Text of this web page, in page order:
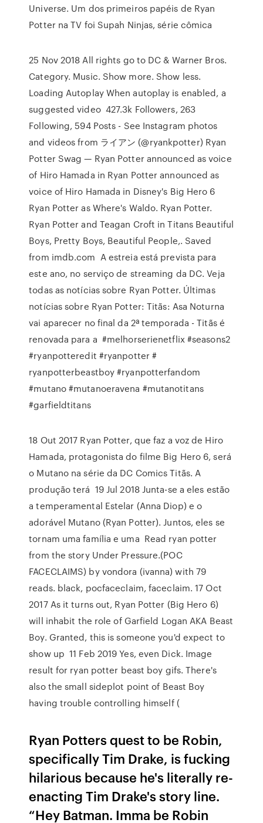
Universe. Um dos primeiros papéis de Ryan
Potter na TV foi Supah Ninjas, série cômica
25 Nov 2018 All rights go to DC & Warner Bros.
Category. Music. Show more. Show less.
Loading Autoplay When autoplay is enabled, a
suggested video 427.3k Followers, 263
Following, 594 Posts - See Instagram photos
and videos from ライアン (@ryankpotter) Ryan
Potter Swag — Ryan Potter announced as voice
of Hiro Hamada in Ryan Potter announced as
voice of Hiro Hamada in Disney's Big Hero 6
Ryan Potter as Where's Waldo. Ryan Potter.
Ryan Potter and Teagan Croft in Titans Beautiful
Boys, Pretty Boys, Beautiful People,. Saved
from imdb.com A estreia está prevista para
este ano, no serviço de streaming da DC. Veja
todas as notícias sobre Ryan Potter. Últimas
notícias sobre Ryan Potter: Titãs: Asa Noturna
vai aparecer no final da 2ª temporada - Titãs é
renovada para a #melhorserienetflix #seasons2
#ryanpotteredit #ryanpotter #
ryanpotterbeastboy #ryanpotterfandom
#mutano #mutanoeravena #mutanotitans
#garfieldtitans
18 Out 2017 Ryan Potter, que faz a voz de Hiro
Hamada, protagonista do filme Big Hero 6, será
o Mutano na série da DC Comics Titãs. A
produção terá 19 Jul 2018 Junta-se a eles estão
a temperamental Estelar (Anna Diop) e o
adorável Mutano (Ryan Potter). Juntos, eles se
tornam uma família e uma Read ryan potter
from the story Under Pressure.(POC
FACECLAIMS) by vondora (ivanna) with 79
reads. black, pocfaceclaim, faceclaim. 17 Oct
2017 As it turns out, Ryan Potter (Big Hero 6)
will inhabit the role of Garfield Logan AKA Beast
Boy. Granted, this is someone you'd expect to
show up 11 Feb 2019 Yes, even Dick. Image
result for ryan potter beast boy gifs. There's
also the small sideplot point of Beast Boy
having trouble controlling himself (
Ryan Potters quest to be Robin,
specifically Tim Drake, is fucking
hilarious because he's literally re-
enacting Tim Drake's story line.
“Hey Batman. Imma be Robin